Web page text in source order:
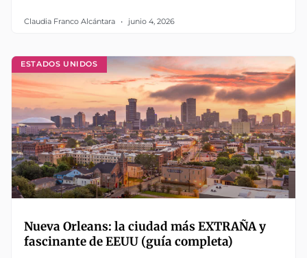
Claudia Franco Alcántara junio 4, 2026
ESTADOS UNIDOS
Nueva Orleans: la ciudad más EXTRAÑA y
fascinante de EEUU (guía completa)